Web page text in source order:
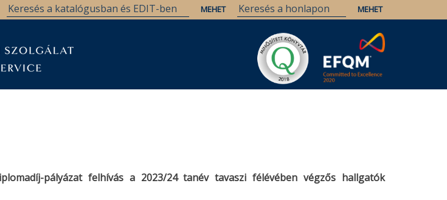
pályázat felhívás a 2023/24 tanév tavaszi félévében végzős hallgatók